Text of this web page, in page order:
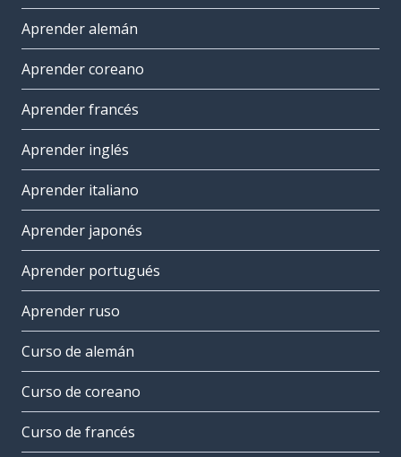
Aprender alemán
Aprender coreano
Aprender francés
Aprender inglés
Aprender italiano
Aprender japonés
Aprender portugués
Aprender ruso
Curso de alemán
Curso de coreano
Curso de francés